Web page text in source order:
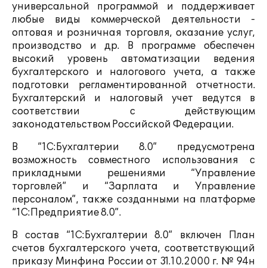
универсальной программой и поддерживает
любые виды коммерческой деятельности -
оптовая и розничная торговля, оказание услуг,
производство и др. В программе обеспечен
высокий уровень автоматизации ведения
бухгалтерского и налогового учета, а также
подготовки регламентированной отчетности.
Бухгалтерский и налоговый учет ведутся в
соответствии с действующим
законодательством Российской Федерации.
В “1С:Бухгалтерии 8.0” предусмотрена
возможность совместного использования с
прикладными решениями “Управление
торговлей” и “Зарплата и Управление
персоналом”, также созданными на платформе
“1С:Предприятие 8.0”.
В состав “1С:Бухгалтерии 8.0” включен План
счетов бухгалтерского учета, соответствующий
приказу Минфина России от 31.10.2000 г. № 94н